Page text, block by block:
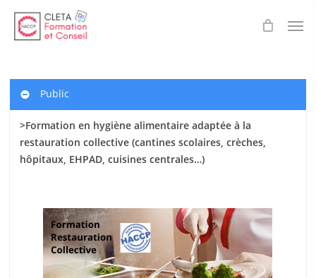
main
Public
>Formation en hygiène alimentaire adaptée à la
restauration collective (cantines scolaires, crèches,
hôpitaux, EHPAD, cuisines centrales…)